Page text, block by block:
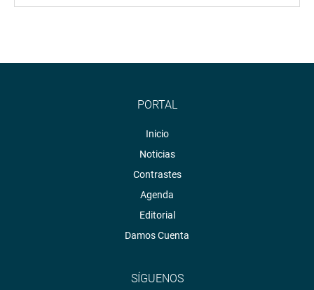
PORTAL
Inicio
Noticias
Contrastes
Agenda
Editorial
Damos Cuenta
SÍGUENOS